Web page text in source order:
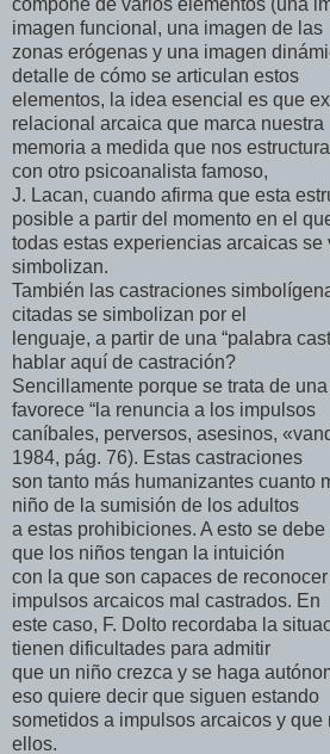
compone de varios elementos (una
imagen funcional, una imagen de las
zonas erógenas y una imagen
detalle de cómo se articulan estos
elementos, la idea esencial es que
relacional arcaica que marca nuestra
memoria a medida que nos
con otro psicoanalista famoso,
J. Lacan, cuando afirma que esta
posible a partir del momento en el
todas estas experiencias arcaicas se
simbolizan.
También las castraciones
citadas se simbolizan por el
lenguaje, a partir de una “palabra
hablar aquí de castración?
Sencillamente porque se trata de
favorece “la renuncia a los impulsos
caníbales, perversos, asesinos,
1984, pág. 76). Estas castraciones
son tanto más humanizantes cuanto
niño de la sumisión de los adultos
a estas prohibiciones. A esto se
que los niños tengan la intuición
con la que son capaces de
impulsos arcaicos mal castrados. En
este caso, F. Dolto recordaba la
tienen dificultades para admitir
que un niño crezca y se haga
eso quiere decir que siguen estando
sometidos a impulsos arcaicos y que
ellos.